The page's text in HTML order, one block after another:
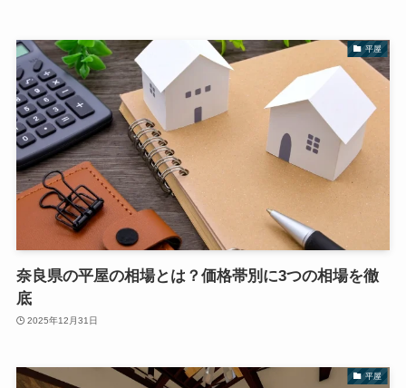
平屋
奈良県の平屋の相場とは？価格帯別に3つの相場を徹
底
2025年12月31日
平屋